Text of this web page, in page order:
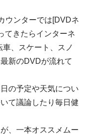
ウンターでは[DVDネ
てきたらインターネ
、スケート、スノ
新のDVDが流れて
の予定や天気につい
て議論したり毎日健
、一本オススメムー